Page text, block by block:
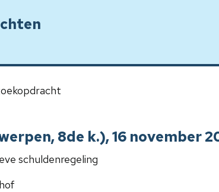
8de k.), 16 november
schuldenregeling